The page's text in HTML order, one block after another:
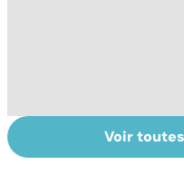
Soins dentaires :
on n'arrête pas le
Voir